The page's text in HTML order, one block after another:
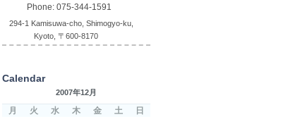
Phone: 075-344-1591
294-1 Kamisuwa-cho, Shimogyo-ku,
Kyoto, 〒600-8170
Calendar
2007年12月
月 火 水 木 金 土
日